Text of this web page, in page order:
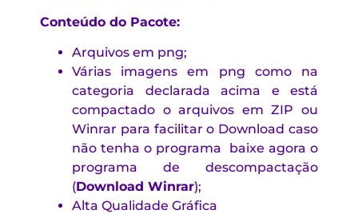
Conteúdo do Pacote:
Arquivos em png;
Várias imagens em png como na
categoria declarada acima e está
compactado o arquivos em ZIP ou
Winrar para facilitar o Download caso
não tenha o programa baixe agora o
programa de descompactação
(Download Winrar);
Alta Qualidade Gráfica